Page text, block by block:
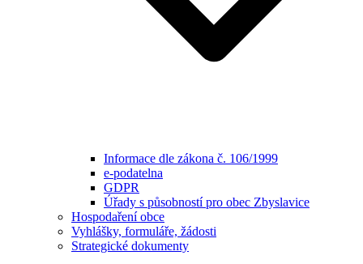
Informace dle zákona č. 106/1999
e-podatelna
GDPR
Úřady s působností pro obec Zbyslavice
Hospodaření obce
Vyhlášky, formuláře, žádosti
Strategické dokumenty